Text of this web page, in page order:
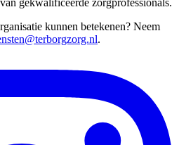
gekwalificeerde zorgprofessionals.
kunnen betekenen? Neem
.